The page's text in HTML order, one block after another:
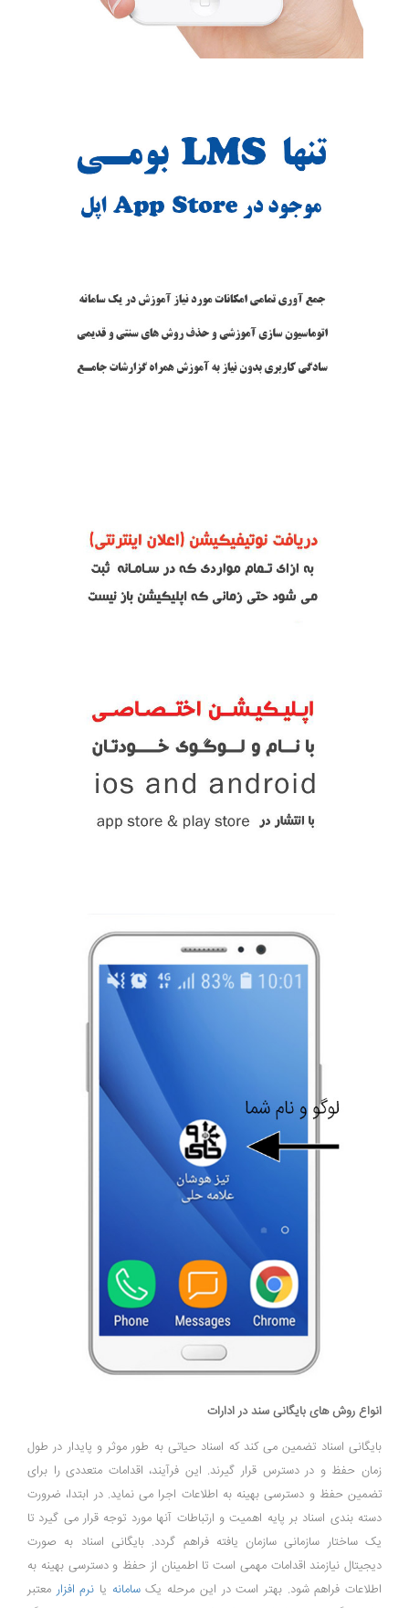
انواع روش های بایگانی سند در ادارات
بایگانی اسناد تضمین می‌ کند که اسناد حیاتی به طور موثر و پایدار در طول
زمان حفظ و در دسترس قرار گیرند. این فرآیند، اقدامات متعددی را برای
تضمین حفظ و دسترسی بهینه به اطلاعات اجرا می ‌نماید. در ابتدا، ضرورت
دسته ‌بندی اسناد بر پایه اهمیت و ارتباطات آنها مورد توجه قرار می ‌گیرد تا
یک ساختار سازمانی سازمان‌ یافته فراهم گردد. بایگانی اسناد به صورت
دیجیتال نیازمند اقدامات مهمی است تا اطمینان از حفظ و دسترسی بهینه به
اطلاعات فراهم شود. بهتر است در این مرحله یکسامانه یا نرم ‌افزار معتبر